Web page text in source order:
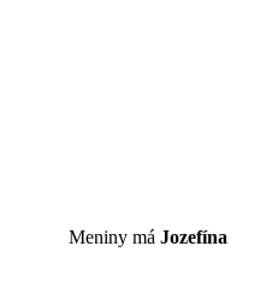
Meniny má Jozefína